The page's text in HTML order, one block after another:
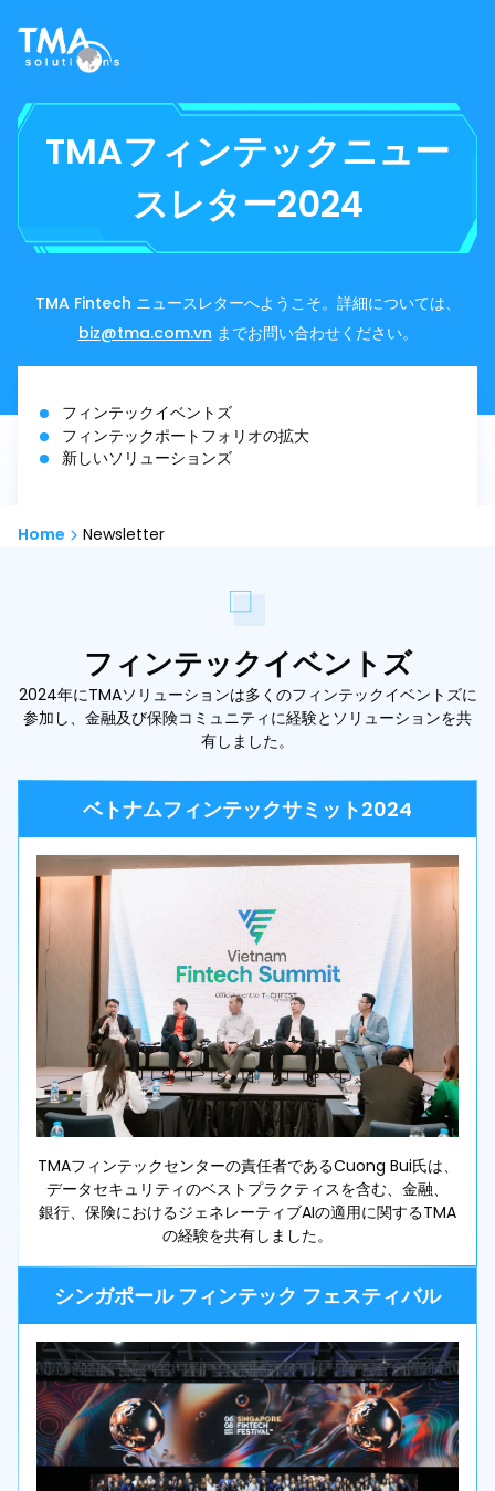
TMAフィンテックニュー
スレター2024
TMA Fintech ニュースレターへようこそ。詳細については、
biz@tma.com.vn までお問い合わせください。
フィンテックイベントズ
フィンテックポートフォリオの拡大
新しいソリューションズ
Home Newsletter
フィンテックイベントズ
2024年にTMAソリューションは多くのフィンテックイベントズに
参加し、金融及び保険コミュニティに経験とソリューションを共
有しました。
ベトナムフィンテックサミット2024
TMAフィンテックセンターの責任者であるCuong Bui氏は、
データセキュリティのベストプラクティスを含む、金融、
銀行、保険におけるジェネレーティブAIの適用に関するTMA
の経験を共有しました。
シンガポール フィンテック フェスティバル